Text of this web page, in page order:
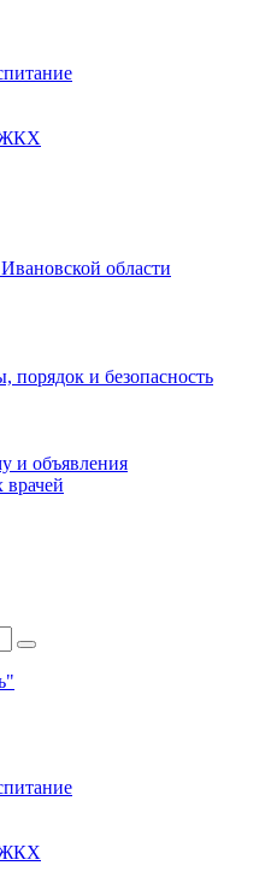
ЖКХ
области
порядок и безопасность
и объявления
врачей
Поиск
ЖКХ